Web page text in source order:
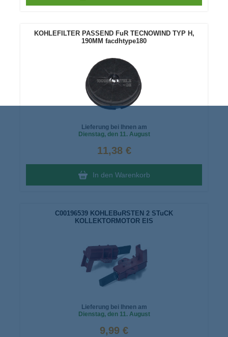
KOHLEFILTER PASSEND FuR TECNOWIND TYP H,
190MM facdhtype180
Lieferung bei Ihnen am
Dienstag, den 11. August
11,38 €
In den Warenkorb
C00196539 KOHLEBuRSTEN 2 STuCK
KOLLEKTORMOTOR EIS
Lieferung bei Ihnen am
Dienstag, den 11. August
9,99 €